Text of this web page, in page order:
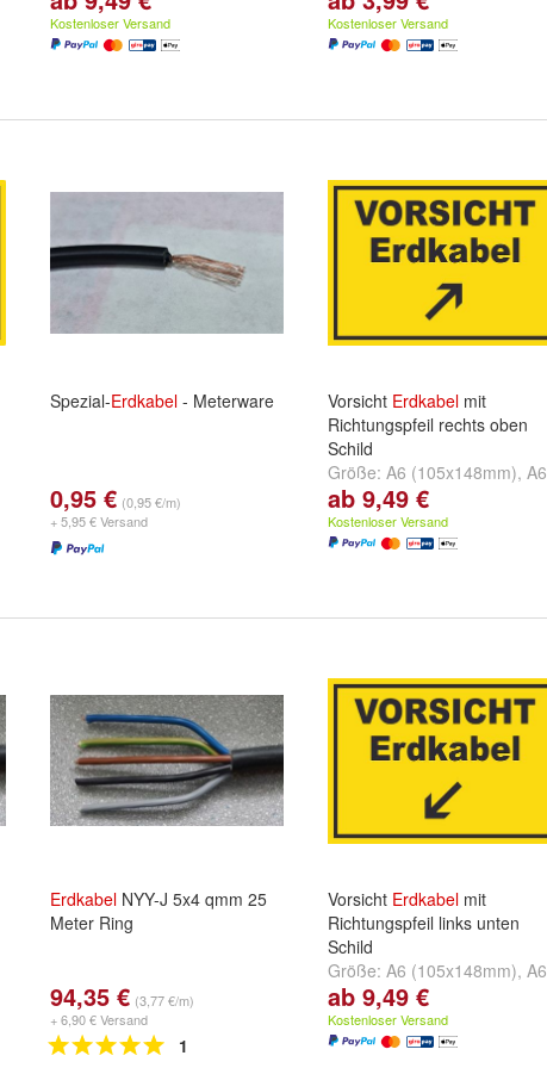
(148x210mm)und
Kostenloser Versand
(210x297mm)und
Kostenloser Versand
Spezial-Erdkabel - Meterware
0,95 € (0,95 €/m)
+ 5,95 € Versand
Vorsicht Erdkabel mit
Richtungspfeil rechts oben
Schild
Größe: A6 (105x148mm), A6
Rückseite selbstklebend
(148x210mm)und
ab 9,49 €
Kostenloser Versand
Erdkabel NYY-J 5x4 qmm 25
Meter Ring
94,35 € (3,77 €/m)
+ 6,90 € Versand
1
Vorsicht Erdkabel mit
Richtungspfeil links unten
Schild
Größe: A6 (105x148mm), A6
Rückseite selbstklebend
(148x210mm)und
ab 9,49 €
Kostenloser Versand